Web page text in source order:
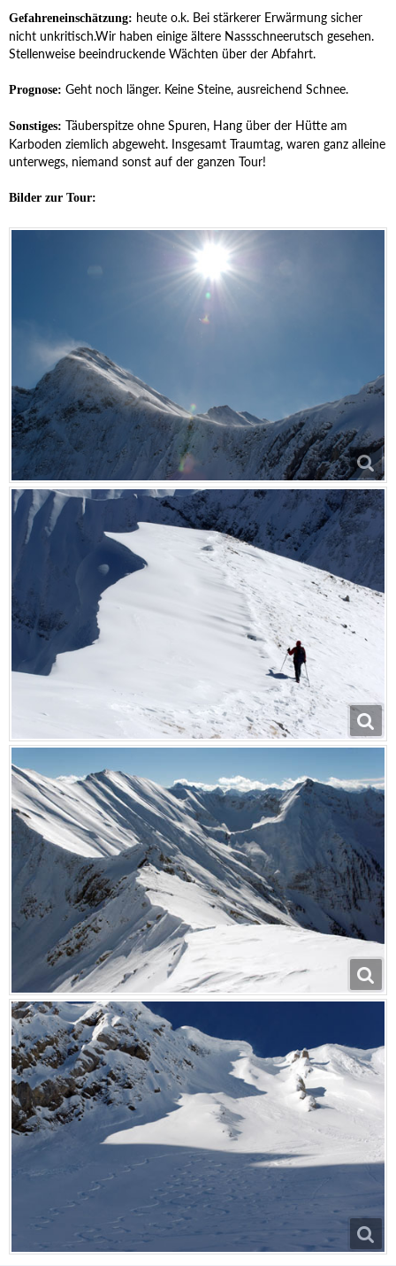
Gefahreneinschätzung: heute o.k. Bei stärkerer Erwärmung sicher
nicht unkritisch.Wir haben einige ältere Nassschneerutsch gesehen.
Stellenweise beeindruckende Wächten über der Abfahrt.
Prognose: Geht noch länger. Keine Steine, ausreichend Schnee.
Sonstiges: Täuberspitze ohne Spuren, Hang über der Hütte am
Karboden ziemlich abgeweht. Insgesamt Traumtag, waren ganz alleine
unterwegs, niemand sonst auf der ganzen Tour!
Bilder zur Tour: